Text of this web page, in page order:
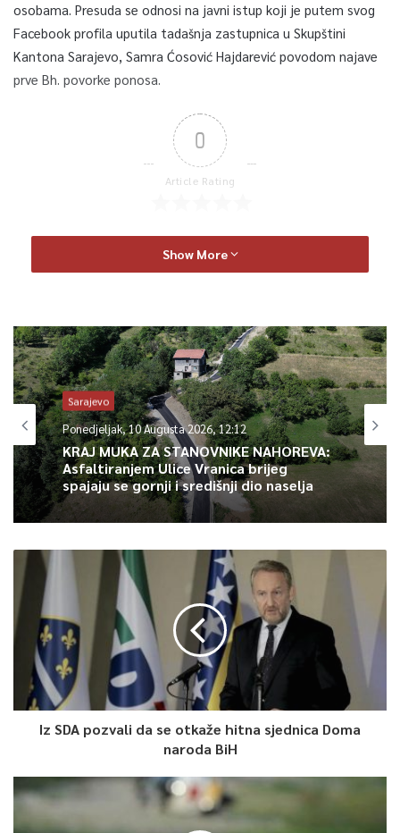
osobama. Presuda se odnosi na javni istup koji je putem svog
Facebook profila uputila tadašnja zastupnica u Skupštini
Kantona Sarajevo, Samra Ćosović Hajdarević povodom najave
prve Bh. povorke ponosa.
0
Article Rating
Show More
Sarajevo
Ponedjeljak, 10 Augusta 2026, 12:12
KRAJ MUKA ZA STANOVNIKE NAHOREVA:
Asfaltiranjem Ulice Vranica brijeg
spajaju se gornji i središnji dio naselja
Iz SDA pozvali da se otkaže hitna sjednica Doma
naroda BiH